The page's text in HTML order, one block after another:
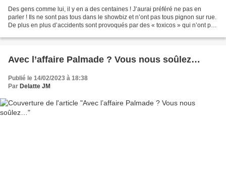
Des gens comme lui, il y en a des centaines ! J’aurai préféré ne pas en
parler ! Ils ne sont pas tous dans le showbiz et n’ont pas tous pignon sur rue.
De plus en plus d’accidents sont provoqués par des « toxicos » qui n’ont pas
Avec l’affaire Palmade ? Vous nous soûlez…
Publié le 14/02/2023 à 18:38
Par Delatte JM